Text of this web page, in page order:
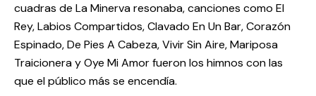
cuadras de La Minerva resonaba, canciones como El
Rey, Labios Compartidos, Clavado En Un Bar, Corazón
Espinado, De Pies A Cabeza, Vivir Sin Aire, Mariposa
Traicionera y Oye Mi Amor fueron los himnos con las
que el público más se encendía.